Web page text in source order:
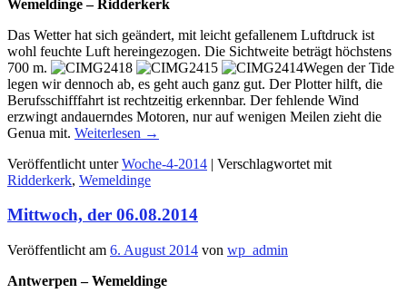
Wemeldinge – Ridderkerk
Das Wetter hat sich geändert, mit leicht gefallenem Luftdruck ist
wohl feuchte Luft hereingezogen. Die Sichtweite beträgt höchstens
700 m.
Wegen der Tide
legen wir dennoch ab, es geht auch ganz gut. Der Plotter hilft, die
Berufsschifffahrt ist rechtzeitig erkennbar. Der fehlende Wind
erzwingt andauerndes Motoren, nur auf wenigen Meilen zieht die
Genua mit. Weiterlesen →
Veröffentlicht unter Woche-4-2014 | Verschlagwortet mit
Ridderkerk, Wemeldinge
Mittwoch, der 06.08.2014
Veröffentlicht am 6. August 2014 von wp_admin
Antwerpen – Wemeldinge